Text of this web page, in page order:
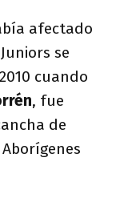
afectado
se
cuando
, fue
de